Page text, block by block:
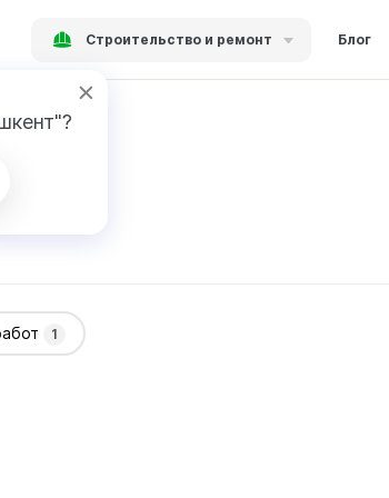
Строительство и ремонт Блог
Алексей
1